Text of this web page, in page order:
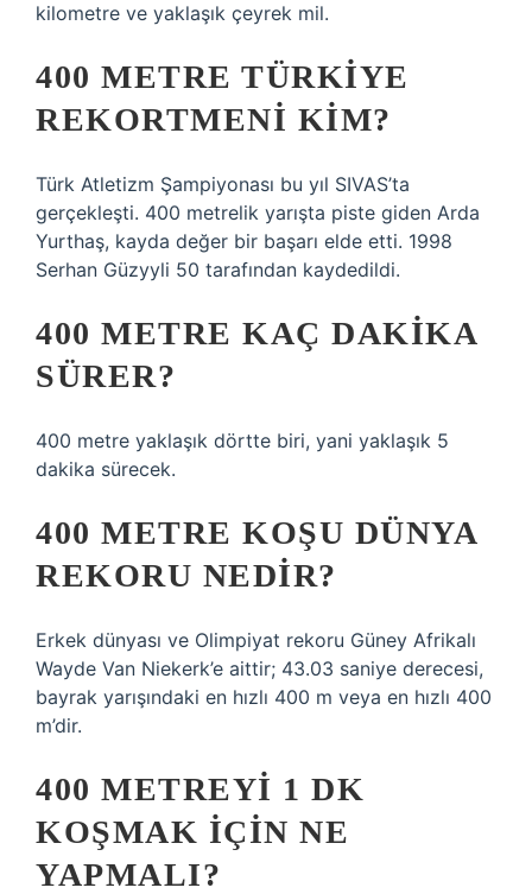
kilometre ve yaklaşık çeyrek mil.
400 METRE TÜRKIYE
REKORTMENI KIM?
Türk Atletizm Şampiyonası bu yıl SIVAS’ta
gerçekleşti. 400 metrelik yarışta piste giden Arda
Yurthaş, kayda değer bir başarı elde etti. 1998
Serhan Güzyyli 50 tarafından kaydedildi.
400 METRE KAÇ DAKIKA
SÜRER?
400 metre yaklaşık dörtte biri, yani yaklaşık 5
dakika sürecek.
400 METRE KOŞU DÜNYA
REKORU NEDIR?
Erkek dünyası ve Olimpiyat rekoru Güney Afrikalı
Wayde Van Niekerk’e aittir; 43.03 saniye derecesi,
bayrak yarışındaki en hızlı 400 m veya en hızlı 400
m’dir.
400 METREYI 1 DK
KOŞMAK IÇIN NE
YAPMALI?